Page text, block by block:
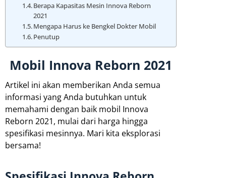
Berapa Kapasitas Mesin Innova Reborn
2021
Mengapa Harus ke Bengkel Dokter Mobil
Penutup
Mobil Innova Reborn 2021
Artikel ini akan memberikan Anda semua
informasi yang Anda butuhkan untuk
memahami dengan baik mobil Innova
Reborn 2021, mulai dari harga hingga
spesifikasi mesinnya. Mari kita eksplorasi
bersama!